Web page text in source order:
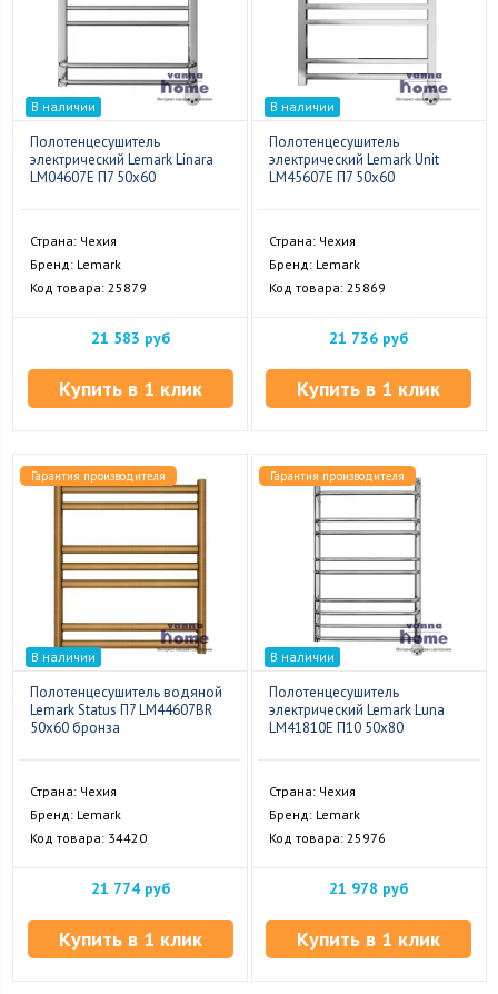
В наличии
Полотенцесушитель
электрический Lemark Linara
LM04607E П7 50x60
Страна: Чехия
Бренд: Lemark
Код товара: 25879
21 583 руб
Купить в 1 клик
В наличии
Полотенцесушитель
электрический Lemark Unit
LM45607E П7 50x60
Страна: Чехия
Бренд: Lemark
Код товара: 25869
21 736 руб
Купить в 1 клик
Гарантия производителя
В наличии
Полотенцесушитель водяной
Lemark Status П7 LM44607BR
50x60 бронза
Страна: Чехия
Бренд: Lemark
Код товара: 34420
21 774 руб
Купить в 1 клик
Гарантия производителя
В наличии
Полотенцесушитель
электрический Lemark Luna
LM41810E П10 50x80
Страна: Чехия
Бренд: Lemark
Код товара: 25976
21 978 руб
Купить в 1 клик